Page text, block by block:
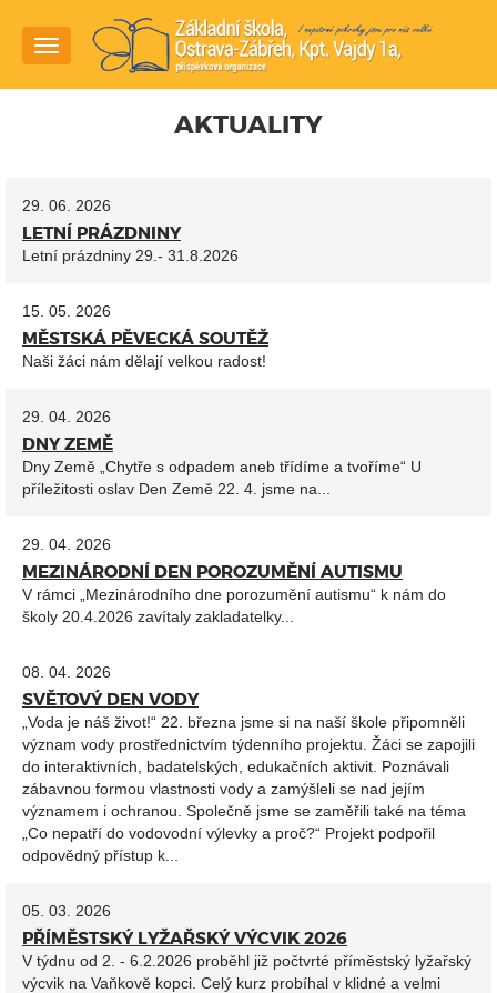
Navigace
AKTUALITY
29. 06. 2026
LETNÍ PRÁZDNINY
Letní prázdniny 29.- 31.8.2026
15. 05. 2026
MĚSTSKÁ PĚVECKÁ SOUTĚŽ
Naši žáci nám dělají velkou radost!
29. 04. 2026
DNY ZEMĚ
Dny Země „Chytře s odpadem aneb třídíme a tvoříme“ U
příležitosti oslav Den Země 22. 4. jsme na...
29. 04. 2026
MEZINÁRODNÍ DEN POROZUMĚNÍ AUTISMU
V rámci „Mezinárodního dne porozumění autismu“ k nám do
školy 20.4.2026 zavítaly zakladatelky...
08. 04. 2026
SVĚTOVÝ DEN VODY
„Voda je náš život!“ 22. března jsme si na naší škole připomněli
význam vody prostřednictvím týdenního projektu. Žáci se zapojili
do interaktivních, badatelských, edukačních aktivit. Poznávali
zábavnou formou vlastnosti vody a zamýšleli se nad jejím
významem i ochranou. Společně jsme se zaměřili také na téma
„Co nepatří do vodovodní výlevky a proč?“ Projekt podpořil
odpovědný přístup k...
05. 03. 2026
PŘÍMĚSTSKÝ LYŽAŘSKÝ VÝCVIK 2026
V týdnu od 2. - 6.2.2026 proběhl již počtvrté příměstský lyžařský
výcvik na Vaňkově kopci. Celý kurz probíhal v klidné a velmi